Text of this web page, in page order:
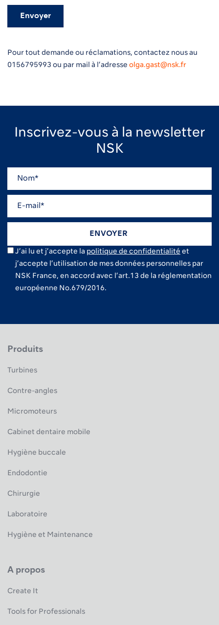
Pour tout demande ou réclamations, contactez nous au
0156795993 ou par mail à l’adresse olga.gast@nsk.fr
Inscrivez-vous à la newsletter
NSK
J’ai lu et j’accepte la politique de confidentialité et
j’accepte l’utilisation de mes données personnelles par
NSK France, en accord avec l’art.13 de la réglementation
européenne No.679/2016.
Produits
Turbines
Contre-angles
Micromoteurs
Cabinet dentaire mobile
Hygiène buccale
Endodontie
Chirurgie
Laboratoire
Hygiène et Maintenance
A propos
Create It
Tools for Professionals